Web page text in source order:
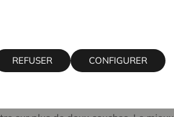
Ne cueillez pas les fruits sur les
Lavez immédiatement à l'eau la
aéré.
REFUSER CONFIGURER